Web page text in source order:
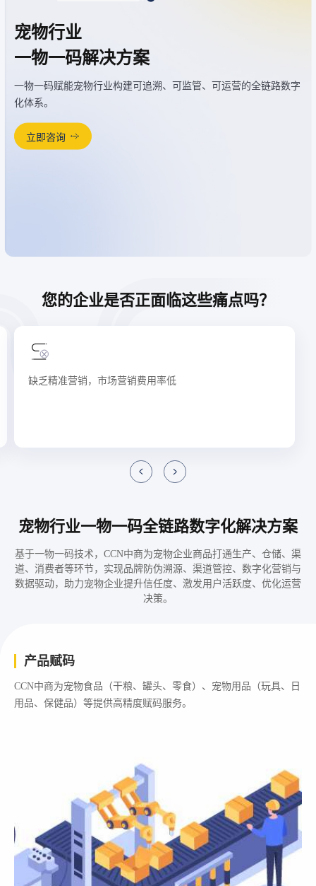
宠物行业
一物一码解决方案
一物一码赋能宠物行业构建可追溯、可监管、可运营的全链路数字
化体系。
立即咨询
您的企业是否正面临这些痛点吗？
经销渠道繁杂，产品流向难追溯
宠物行业一物一码全链路数字化解决方案
基于一物一码技术，CCN中商为宠物企业商品打通生产、仓储、渠
道、消费者等环节，实现品牌防伪溯源、渠道管控、数字化营销与
数据驱动，助力宠物企业提升信任度、激发用户活跃度、优化运营
决策。
产品赋码
CCN中商为宠物食品（干粮、罐头、零食）、宠物用品（玩具、日
用品、保健品）等提供高精度赋码服务。